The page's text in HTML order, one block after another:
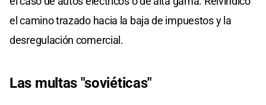
el camino trazado hacia la baja de impuestos y la
desregulación comercial.
Las multas "soviéticas"